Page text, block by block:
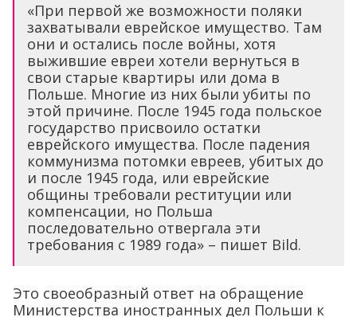
«При первой же возможности поляки
захватывали еврейское имущество. Там
они и остались после войны, хотя
выжившие евреи хотели вернуться в
свои старые квартиры или дома в
Польше. Многие из них были убиты по
этой причине. После 1945 года польское
государство присвоило остатки
еврейского имущества. После падения
коммунизма потомки евреев, убитых до
и после 1945 года, или еврейские
общины требовали реституции или
компенсации, но Польша
последовательно отвергала эти
требования с 1989 года» – пишет Bild.
Это своеобразный ответ на обращение
Министерства иностранных дел Польши к